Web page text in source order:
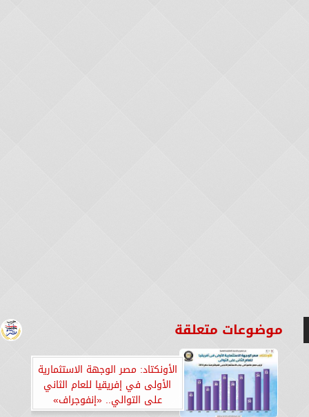
موضوعات متعلقة
الأونكتاد: مصر الوجهة الاستثمارية
الأولى في إفريقيا للعام الثاني
على التوالي.. «إنفوجراف»